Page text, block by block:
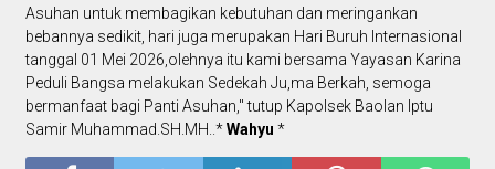
Asuhan untuk membagikan kebutuhan dan meringankan
bebannya sedikit, hari juga merupakan Hari Buruh Internasional
tanggal 01 Mei 2026,olehnya itu kami bersama Yayasan Karina
Peduli Bangsa melakukan Sedekah Ju,ma Berkah, semoga
bermanfaat bagi Panti Asuhan," tutup Kapolsek Baolan Iptu
Samir Muhammad.SH.MH..*Wahyu *